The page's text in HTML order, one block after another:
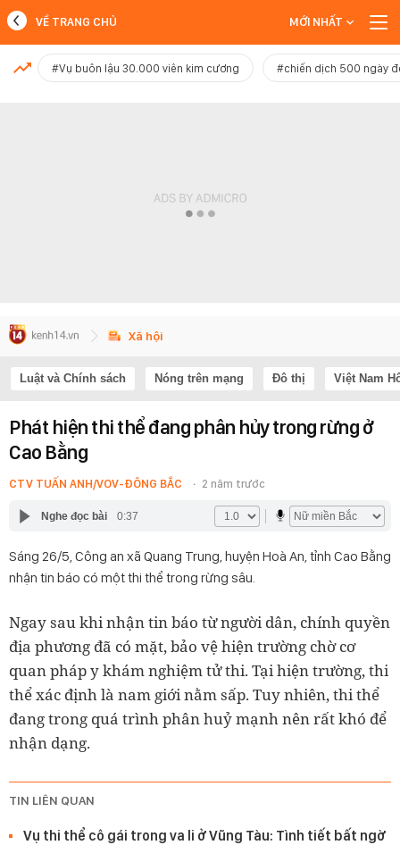
MỚI NHẤT
VỀ TRANG CHỦ MỚI NHẤT
#Vụ buôn lậu 30.000 viên kim cương #chiến dịch 500 ngày
Xã hội
Luật và Chính sách Nóng trên mạng Đô thị Việt Nam
Phát hiện thi thể đang phân hủy trong rừng ở
Cao Bằng
CTV TUẤN ANH/VOV-ĐÔNG BẮC 2 năm trước
Nghe đọc bài 0:37
Sáng 26/5, Công an xã Quang Trung, huyện Hoà An, tỉnh Cao Bằng
nhận tin báo có một thi thể trong rừng sâu.
Ngay sau khi nhận tin báo từ người dân, chính quyền
địa phương đã có mặt, bảo vệ hiện trường chờ cơ
quan pháp y khám nghiệm tử thi. Tại hiện trường, thi
thể xác định là nam giới nằm sấp. Tuy nhiên, thi thể
đang trong quá trình phân huỷ mạnh nên rất khó để
nhận dạng.
TIN LIÊN QUAN
Vụ thi thể cô gái trong va li ở Vũng Tàu: Tình tiết bất ngờ